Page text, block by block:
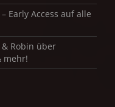
Early Access auf alle
& Robin über
mehr!